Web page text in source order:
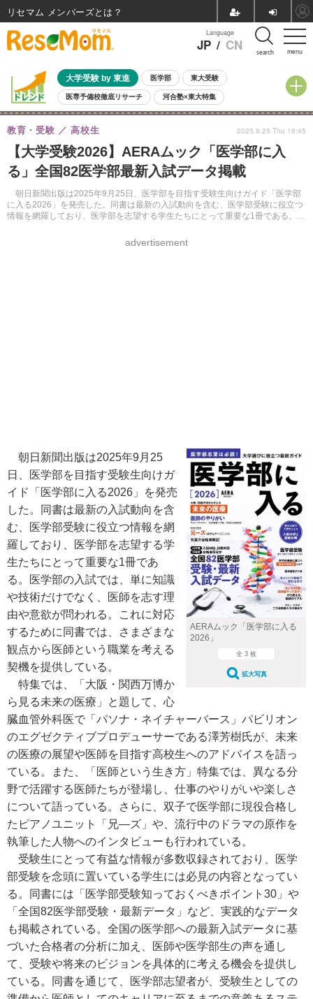
menu
Language
JP / CN search
大学受験 by 東進 医学部 東大受験
医専予備校徹底リサーチ 河合塾×東大特集
親子で考える大学選び 高校受験 中学受験 小学校受験
共通テスト 夏休み
8月開催イベント・WS 全国公立高校 過去問 人気記事
自由研究教材（小学生向け） 自由研究教材（中学生向け） ランキング
【大学受験2026】AERAムック「医学部に入
る」全国82医学部最新入試データ掲載
朝日新聞出版は2025年9月25日、医学部を目指す受験生向けガイド「医学部
に入る2026」を発売した。同書は最新の入試動向を含む、医学部受験に役立つ
情報を網羅しており、医学部を志望する学生たちにとって重要な1冊である。さ
教育・受験 高校生
advertisement
2025.9.25 Thu 18:45
AERAムック「医学部に入る
2026」
全 3 枚
拡大写真
朝日新聞出版は2025年9月25
日、医学部を目指す受験生向けガ
イド「医学部に入る2026」を発売
した。同書は最新の入試動向を含
む、医学部受験に役立つ情報を網
羅しており、医学部を志望する学
生たちにとって重要な1冊であ
る。医学部の入試では、単に知識
や技術だけでなく、医師を志す理
由や意欲が問われる。これに対応
するために同書では、さまざまな
観点から医師という職業を考える
契機を提供している。
特集では、「大阪・関西万博か
ら見る未来の医療」と題して、心
臓血管外科医で「パソナ・ネイチャーバース」パビリオン
のエグゼクティブプロデューサーである澤芳樹氏が、未来
の医療の展望や医師を目指す高校生へのアドバイスを語っ
ている。また、「医師という生き方」特集では、異なる分
野で活躍する医師たちが登場し、仕事のやりがいや楽しさ
について語っている。さらに、双子で医学部に現役合格し
たピアノユニット「兄―ズ」や、流行中のドラマの原作を
執筆した人物へのインタビューも行われている。
受験生にとって有益な情報が多数収録されており、医学
部受験を念頭に置いている学生には必見の内容となってい
る。同書には「医学部受験知っておくべきポイント30」や
「全国82医学部受験・最新データ」など、実践的なデータ
も掲載されている。全国の医学部への最新入試データに基
づいた合格者の分析に加え、医師や医学部生の声を通し
て、受験や将来のビジョンを具体的に考える機会を提供し
ている。同書を通じて、医学部志望者が、受験生としての
リセマム メンバーズ